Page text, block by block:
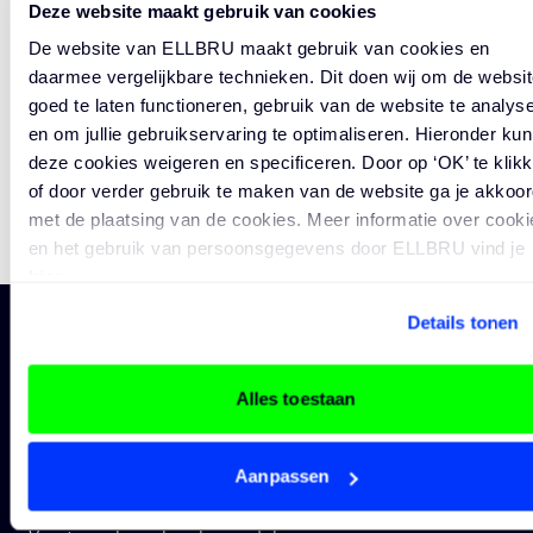
Deze website maakt gebruik van cookies
De website van ELLBRU maakt gebruik van cookies en
daarmee vergelijkbare technieken. Dit doen wij om de
goed te laten functioneren, gebruik van de website te
en om jullie gebruikservaring te optimaliseren. Hieronder
deze cookies weigeren en specificeren. Door op ‘OK’ te
of door verder gebruik te maken van de website ga je
met de plaatsing van de cookies. Meer informatie over
en het gebruik van persoonsgegevens door ELLBRU vind je
Details tonen
Alles toestaan
Aanpassen
Amsterdam en Utrecht werkt een mensgericht,
open en plat georganiseerd team aan projecten
binnen Wonen, Zorg, Onderwijs en Werken.
Kernwaarden zijn betekenisvol, daadkracht en
empathie; medewerkers krijgen ruimte om mee
te denken, verantwoordelijkheid te nemen en zich
professioneel te ontwikkelen.Binnen deze
omgeving vormt de front-office het eerste
office management en facilitair zorgt hij/zij voor
een vloeiende ontvangst, goed georganiseerde
vergaderruimtes, representatieve voorzieningen
en betrouwbare administratieve ondersteuning.
De cultuur is collegiaal, service- en
BEKIJK ALLE VACATURES
Alle vacatures
Vacatures architectuur
Professionals
Jouw carrière
Academy